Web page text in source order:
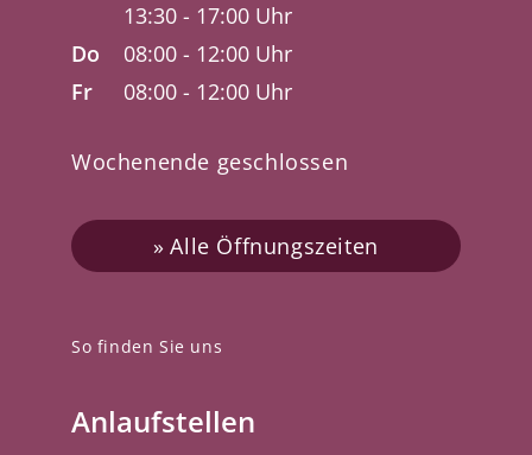
So finden Sie uns
Anlaufstellen
13:30 - 17:00 Uhr
Do
08:00 - 12:00 Uhr
Fr
08:00 - 12:00 Uhr
Wochenende geschlossen
Alle Öffnungszeiten